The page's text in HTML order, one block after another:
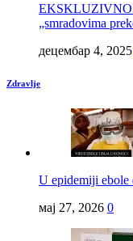
EKSKLUZIVNO:
„smradovima
децембар 4, 2025
Zdravlje
U epidemiji ebole
мај 27, 2026 0